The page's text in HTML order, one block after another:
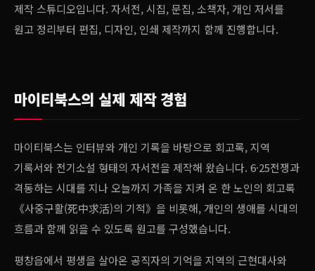
제작 스튜디오입니다. 자서전, 시집, 문집, 소책자, 개인 저서를
원고 정리부터 편집, 디자인, 인쇄 제작까지 함께 진행합니다.
마이티북스의 실제 제작 경험
마이티북스는 인터뷰와 개인 기록을 바탕으로 회고록, 지역
기록서와 전기소설 형태의 자서전을 제작해 왔습니다. 6·25전쟁과
격동하는 시대를 지나 오늘까지 가족을 지켜 온 한 노인의 회고록
《사중구활(死中求活)의 기적》을 비롯해, 개인의 생애를 시대의
흐름과 함께 읽을 수 있도록 원고를 구성했습니다.
평창읍에서 평생을 살아온 공직자의 기억을 지역의 근현대사와